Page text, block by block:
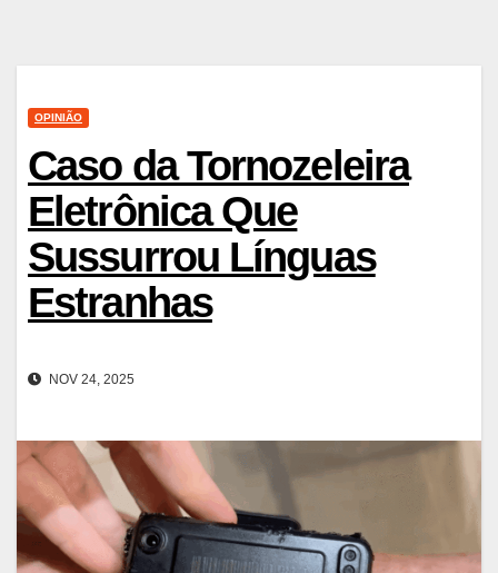
OPINIÃO
Caso da Tornozeleira
Eletrônica Que
Sussurrou Línguas
Estranhas
NOV 24, 2025